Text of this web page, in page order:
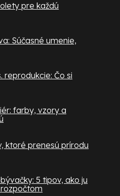
pre každú
Súčasné umenie,
reprodukcie: Čo si
farby, vzory a
ktoré prenesú prírodu
5 tipov, ako ju